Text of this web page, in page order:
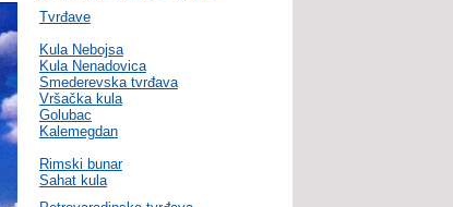
Tvrđave
Kula Nebojsa
Kula Nenadovica
Smederevska tvrđava
Vršačka kula
Golubac
Kalemegdan
Rimski bunar
Sahat kula